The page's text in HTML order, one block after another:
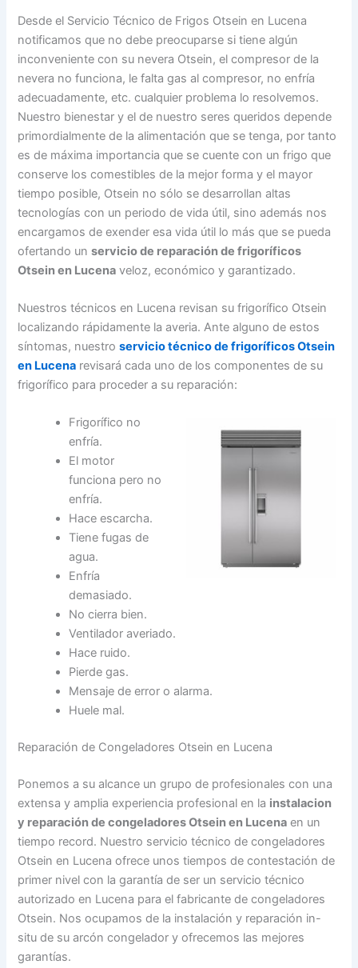
Desde el Servicio Técnico de Frigos Otsein en Lucena
notificamos que no debe preocuparse si tiene algún
inconveniente con su nevera Otsein, el compresor de la
nevera no funciona, le falta gas al compresor, no enfría
adecuadamente, etc. cualquier problema lo resolvemos.
Nuestro bienestar y el de nuestro seres queridos depende
primordialmente de la alimentación que se tenga, por tanto
es de máxima importancia que se cuente con un frigo que
conserve los comestibles de la mejor forma y el mayor
tiempo posible, Otsein no sólo se desarrollan altas
tecnologías con un periodo de vida útil, sino además nos
encargamos de exender esa vida útil lo más que se pueda
ofertando unservicio de reparación de frigoríficos
Otsein en Lucena veloz, económico y garantizado.
Nuestros técnicos en Lucena revisan su frigorífico Otsein
localizando rápidamente la averia. Ante alguno de estos
síntomas, nuestroservicio técnico de frigoríficos Otsein
en Lucena revisará cada uno de los componentes de su
frigorífico para proceder a su reparación:
Frigorífico no
enfría.
El motor
funciona pero no
enfría.
Hace escarcha.
Tiene fugas de
agua.
Enfría
demasiado.
No cierra bien.
Ventilador averiado.
Hace ruido.
Pierde gas.
Mensaje de error o alarma.
Huele mal.
Reparación de Congeladores Otsein en Lucena
Ponemos a su alcance un grupo de profesionales con una
extensa y amplia experiencia profesional en la instalacion
y reparación de congeladores Otsein en Lucena en un
tiempo record. Nuestro servicio técnico de congeladores
Otsein en Lucena ofrece unos tiempos de contestación de
primer nivel con la garantía de ser un servicio técnico
autorizado en Lucena para el fabricante de congeladores
Otsein. Nos ocupamos de la instalación y reparación in-
situ de su arcón congelador y ofrecemos las mejores
garantías.